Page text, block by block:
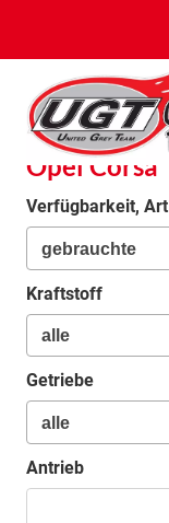
info
Opel Corsa
Verfügbarkeit, Art
Kraftstoff
Getriebe
Antrieb